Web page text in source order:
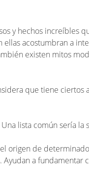
y hechos increíbles
ellas acostumbran a
existen mitos
que tiene ciertos
lista común sería la
origen de
a fundamentar